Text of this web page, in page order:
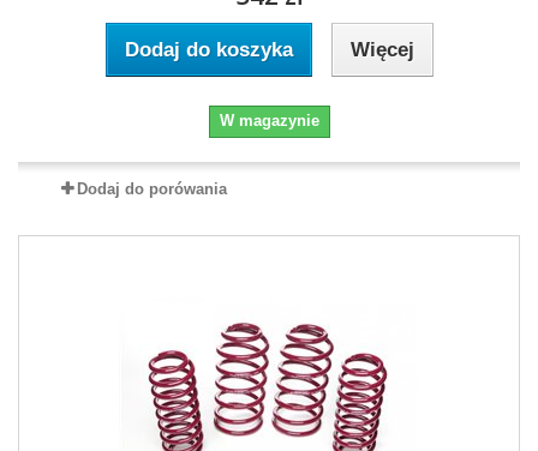
Dodaj do koszyka Więcej
W magazynie
Dodaj do porówania